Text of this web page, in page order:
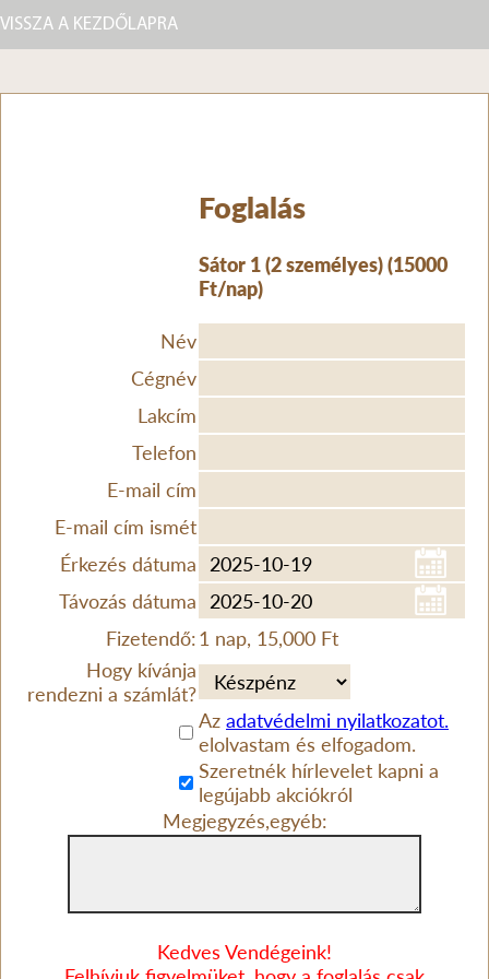
VISSZA A KEZDŐLAPRA
Foglalás
Sátor 1 (2 személyes) (15000
Ft/nap)
Név
Cégnév
Lakcím
Telefon
E-mail cím
E-mail cím ismét
Érkezés dátuma
Távozás dátuma
Fizetendő:1 nap, 15,000 Ft
Hogy kívánja
rendezni a számlát?
Az adatvédelmi nyilatkozatot.
elolvastam és elfogadom.
Szeretnék hírlevelet kapni a
legújabb akciókról
Megjegyzés,egyéb:
Kedves Vendégeink!